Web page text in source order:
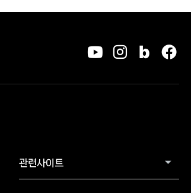
유튜브인스타그
블로그
페
관련사이트